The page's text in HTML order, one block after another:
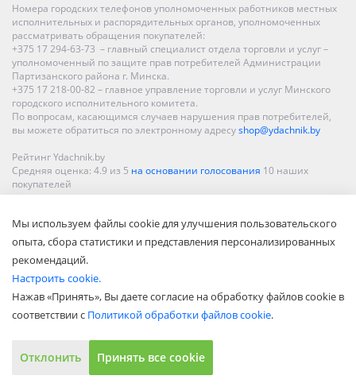
Номера городских телефонов уполномоченных работников местных
исполнительных и распорядительных органов, уполномоченных
рассматривать обращения покупателей:
+375 17 294-63-73 – главный специалист отдела торговли и услуг –
уполномоченный по защите прав потребителей Администрации
Партизанского района г. Минска.
+375 17 218-00-82 – главное управление торговли и услуг Минского
городского исполнительного комитета.
По вопросам, касающимся случаев нарушения прав потребителей,
вы можете обратиться по электронному адресуshop@ydachnik.by
Рейтинг Ydachnik.by
Средняя оценка: 4.9 из 5 на основании голосования 10 наших
покупателей
Гродно, Могилеве, Бобруйске, Барановичах, Молодечно,
Новополоцке, Пинске, Солигорске. При заказе в интернет-магазине
доставка осуществляется по всей Беларуси.
Показать полную версию
© ООО «Акватехнологии», 2002—2022
Мы используем файлы cookie для улучшения пользовательского
опыта, сбора статистики и представления персонализированных
рекомендаций.
Настроить cookie.
Нажав «Принять», Вы даете согласие на обработку файлов cookie в
соответствии с Политикой обработки файлов cookie.
Отклонить Принять все cookie